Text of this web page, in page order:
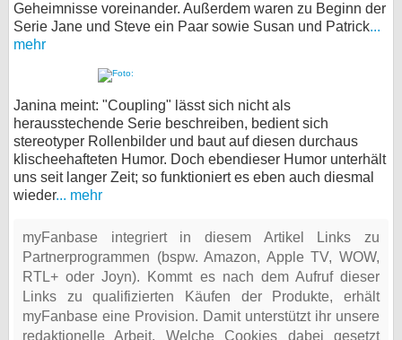
Geheimnisse voreinander. Außerdem waren zu Beginn der
Serie Jane und Steve ein Paar sowie Susan und Patrick...
mehr
Janina meint: "Coupling" lässt sich nicht als
herausstechende Serie beschreiben, bedient sich
stereotyper Rollenbilder und baut auf diesen durchaus
klischeehafteten Humor. Doch ebendieser Humor unterhält
uns seit langer Zeit; so funktioniert es eben auch diesmal
wieder... mehr
myFanbase integriert in diesem Artikel Links zu
Partnerprogrammen (bspw. Amazon, Apple TV, WOW,
RTL+ oder Joyn). Kommt es nach dem Aufruf dieser
Links zu qualifizierten Käufen der Produkte, erhält
myFanbase eine Provision. Damit unterstützt ihr unsere
redaktionelle Arbeit. Welche Cookies dabei gesetzt